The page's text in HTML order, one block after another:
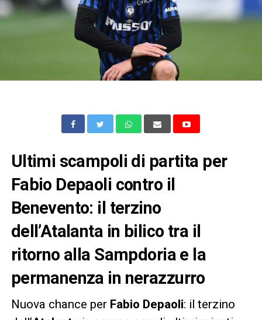
Ultimi scampoli di partita per
Fabio Depaoli contro il
Benevento: il terzino
dell’Atalanta in bilico tra il
ritorno alla Sampdoria e la
permanenza in nerazzurro
Nuova chance per Fabio Depaoli: il terzino